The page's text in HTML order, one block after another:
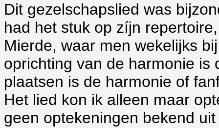
Dit gezelschapslied was
had het stuk op zíjn
Mierde, waar men wekelijks
oprichting van de harmonie is
plaatsen is de harmonie of
Het lied kon ik alleen maar
geen optekeningen bekend